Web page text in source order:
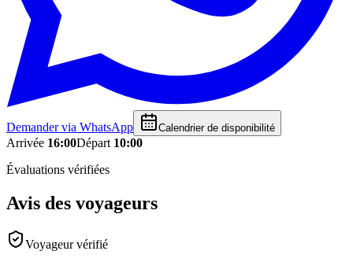
Demander via WhatsApp Calendrier de disponibilité
Arrivée 16:00Départ 10:00
Évaluations vérifiées
Avis des voyageurs
Voyageur vérifié